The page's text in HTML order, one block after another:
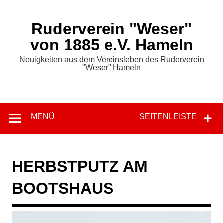
Ruderverein "Weser"
von 1885 e.V. Hameln
Neuigkeiten aus dem Vereinsleben des Ruderverein
"Weser" Hameln
SEITENLEISTE
MENÜ
HERBSTPUTZ AM
BOOTSHAUS